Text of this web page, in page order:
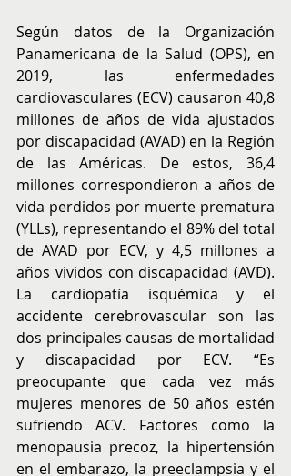
Según datos de la Organización
Panamericana de la Salud (OPS), en
2019, las enfermedades
cardiovasculares (ECV) causaron 40,8
millones de años de vida ajustados
por discapacidad (AVAD) en la Región
de las Américas. De estos, 36,4
millones correspondieron a años de
vida perdidos por muerte prematura
(YLLs), representando el 89% del total
de AVAD por ECV, y 4,5 millones a
años vividos con discapacidad (AVD).
La cardiopatía isquémica y el
accidente cerebrovascular son las
dos principales causas de mortalidad
y discapacidad por ECV. “Es
preocupante que cada vez más
mujeres menores de 50 años estén
sufriendo ACV. Factores como la
menopausia precoz, la hipertensión
en el embarazo, la preeclampsia y el